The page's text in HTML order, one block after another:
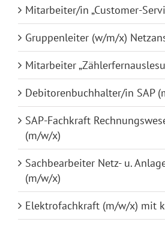
Mitarbeiter/in „Customer-
Gruppenleiter (w/m/x)
Mitarbeiter
Debitorenbuchhalter/in SAP
SAP-Fachkraft
(m/w/x)
Sachbearbeiter Netz- u.
(m/w/x)
Elektrofachkraft (m/w/x) mit